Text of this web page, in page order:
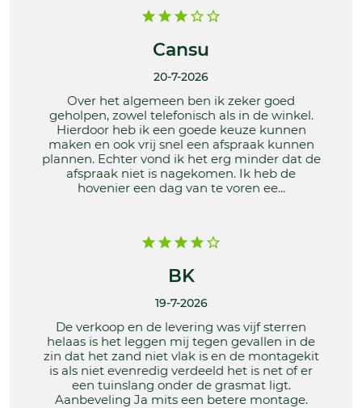
Cansu
20-7-2026
Over het algemeen ben ik zeker goed
geholpen, zowel telefonisch als in de winkel.
Hierdoor heb ik een goede keuze kunnen
maken en ook vrij snel een afspraak kunnen
plannen. Echter vond ik het erg minder dat de
afspraak niet is nagekomen. Ik heb de
hovenier een dag van te voren ee...
BK
19-7-2026
De verkoop en de levering was vijf sterren
helaas is het leggen mij tegen gevallen in de
zin dat het zand niet vlak is en de montagekit
is als niet evenredig verdeeld het is net of er
een tuinslang onder de grasmat ligt.
Aanbeveling Ja mits een betere montage.